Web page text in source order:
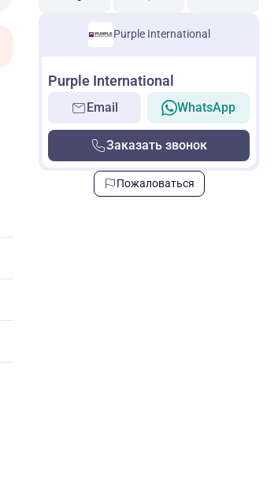
Purple International
Purple International
Email WhatsApp
Заказать звонок
Пожаловаться